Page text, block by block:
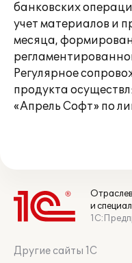
банковских
учет материалов и
месяца,
Регулярное
продукта
«Апрель Софт» по
и
Другие сайты 1С